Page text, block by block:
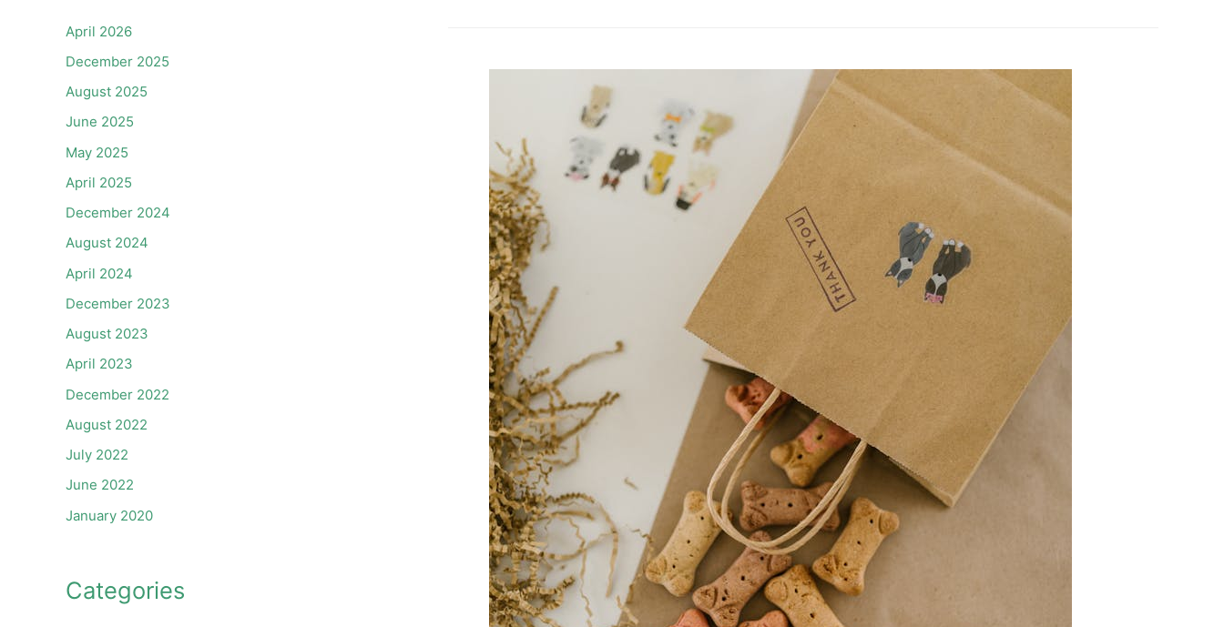
April 2026
December 2025
August 2025
June 2025
May 2025
April 2025
December 2024
August 2024
April 2024
December 2023
August 2023
April 2023
December 2022
August 2022
July 2022
June 2022
January 2020
Categories
kamerplant:
natuur
voor
een
prettig
thuis